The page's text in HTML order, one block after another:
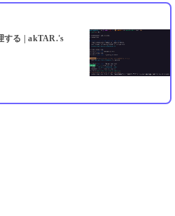
する | akTAR.'s